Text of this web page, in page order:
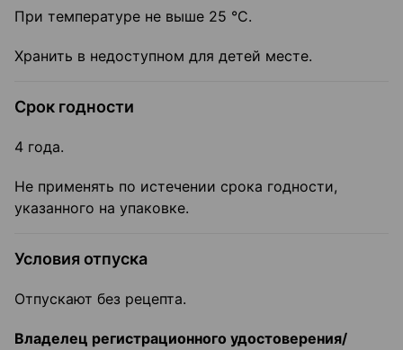
При температуре не выше 25 °С.
Хранить в недоступном для детей месте.
Срок годности
4 года.
Не применять по истечении срока годности,
указанного на упаковке.
Условия отпуска
Отпускают без рецепта.
Владелец регистрационного удостоверения/